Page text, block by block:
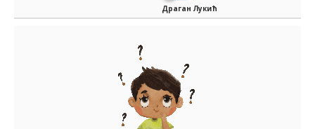
Драган Лукић